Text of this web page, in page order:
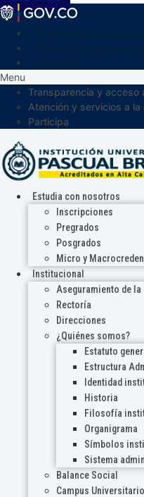
Menu
Transparencia y acceso
Atención y servicios a la
Participa
Estudia con nosotros
Inscripciones
Pregrados
Posgrados
Micro y
Institucional
Aseguramiento de la
Rectoría
Direcciones
¿Quiénes somos?
Estatuto
Estructura
Identidad
Historia
Filosofía
Organigrama
Símbolos
Sistema
Balance Social
Campus Universitario